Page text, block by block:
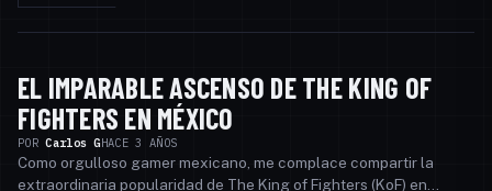
INTERESANTE
EL IMPARABLE ASCENSO DE THE KING OF
FIGHTERS EN MÉXICO
PORCarlos GHACE 3 AÑOS
Como orgulloso gamer mexicano, me complace compartir la
extraordinaria popularidad de The King of Fighters (KoF) en